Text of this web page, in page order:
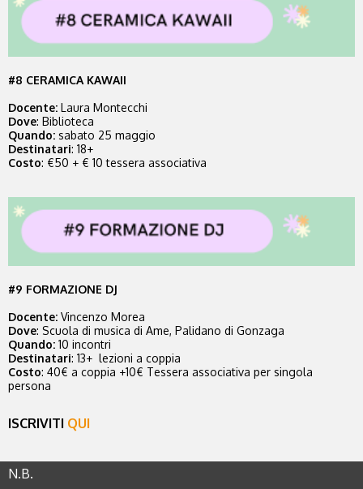
#8 CERAMICA KAWAII
Docente: Laura Montecchi
Dove: Biblioteca
Quando: sabato 25 maggio
Destinatari: 18+
Costo: €50 + € 10 tessera associativa
#9 FORMAZIONE DJ
Docente: Vincenzo Morea
Dove: Scuola di musica di Ame, Palidano di Gonzaga
Quando: 10 incontri
Destinatari: 13+ lezioni a coppia
Costo: 40€ a coppia +10€ Tessera associativa per singola
persona
ISCRIVITI QUI
N.B.